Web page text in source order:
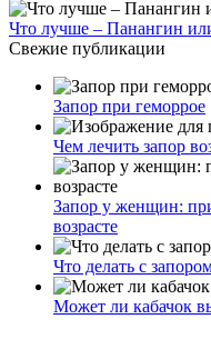
Что лучше – Панангин
Свежие публикации
Запор при геморрое
Чем лечить запор
Запор у женщин:
возрасте
Что делать с
Может ли кабачок